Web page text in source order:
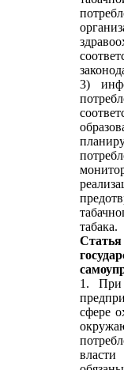
3)
табака.
1. При
сфере